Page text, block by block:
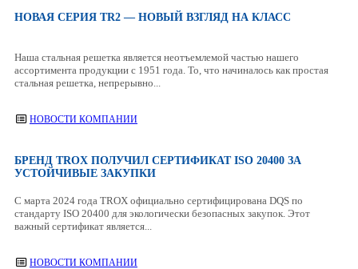
НОВАЯ СЕРИЯ TR2 — НОВЫЙ ВЗГЛЯД НА КЛАСС
Наша стальная решетка является неотъемлемой частью нашего
ассортимента продукции с 1951 года. То, что начиналось как простая
стальная решетка, непрерывно...
НОВОСТИ КОМПАНИИ
БРЕНД TROX ПОЛУЧИЛ СЕРТИФИКАТ ISO 20400 ЗА
УСТОЙЧИВЫЕ ЗАКУПКИ
С марта 2024 года TROX официально сертифицирована DQS по
стандарту ISO 20400 для экологически безопасных закупок. Этот
важный сертификат является...
НОВОСТИ КОМПАНИИ